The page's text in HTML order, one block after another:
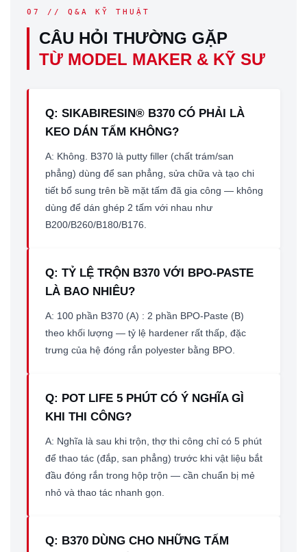
07 // Q&A KỸ THUẬT
CÂU HỎI THƯỜNG GẶP
TỪ MODEL MAKER & KỸ SƯ
Q: SIKABIRESIN® B370 CÓ PHẢI LÀ
KEO DÁN TẤM KHÔNG?
A: Không. B370 là putty filler (chất trám/san
phẳng) dùng để san phẳng, sửa chữa và tạo chi
tiết bổ sung trên bề mặt tấm đã gia công — không
dùng để dán ghép 2 tấm với nhau như
B200/B260/B180/B176.
Q: TỶ LỆ TRỘN B370 VỚI BPO-PASTE
LÀ BAO NHIÊU?
A: 100 phần B370 (A) : 2 phần BPO-Paste (B)
theo khối lượng — tỷ lệ hardener rất thấp, đặc
trưng của hệ đóng rắn polyester bằng BPO.
Q: POT LIFE 5 PHÚT CÓ Ý NGHĨA GÌ
KHI THI CÔNG?
A: Nghĩa là sau khi trộn, thợ thi công chỉ có 5 phút
để thao tác (đắp, san phẳng) trước khi vật liệu bắt
đầu đóng rắn trong hộp trộn — cần chuẩn bị mẻ
nhỏ và thao tác nhanh gọn.
Q: B370 DÙNG CHO NHỮNG TẤM